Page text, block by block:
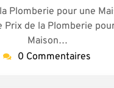
Plomberie pour une
Prix de la Plomberie
Maison…
0 Commentaires